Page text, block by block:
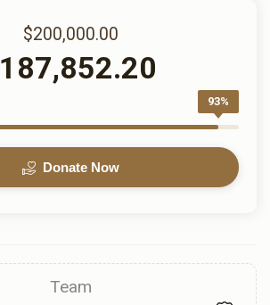
$200,000.00
187,852.20
93%
Donate Now
Team